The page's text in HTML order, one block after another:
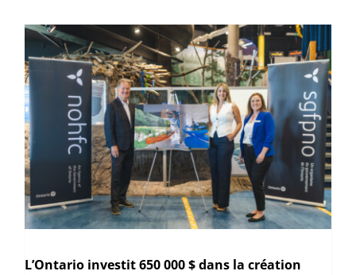
L’Ontario investit 650 000 $ dans la création